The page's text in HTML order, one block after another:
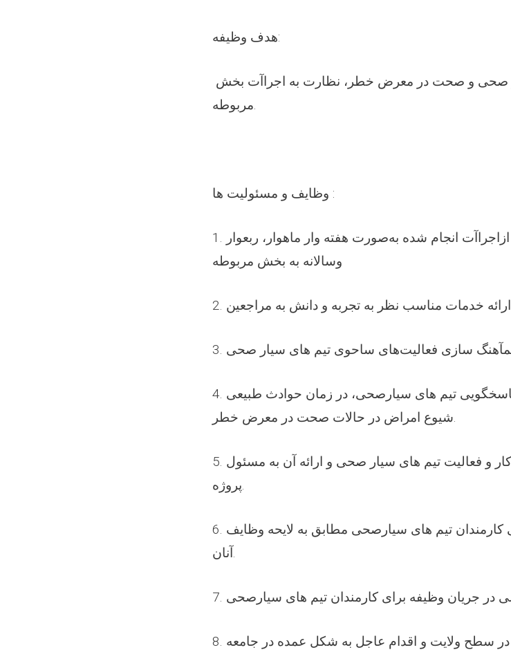
هدف وظيفه:
مربوطه.
وظایف و مسئولیت ها :
1. ترتیب نمودن پلان کاری وارائه گزارش ازاجراآت انجام شده به‌صورت هفته وار ماهوار، ربعوار
وسالانه به بخش مربوطه
2. ارائه خدمات مناسب نظر به تجربه و دانش به مراجعین
4. اطمینان حاصل کردن از ظرفیت پاسخگویی تیم های سیارصحی، در زمان حوادث طبیعی
شیوع امراض در حالات صحت در معرض خطر.
5. جمع آوری، توحید، ثبت نمودن راپور کار و فعالیت تیم های سیار صحی و ارائه‌ آن به مسئول
پروژه.
6. اطمینان داشتن از مهارتهای اختصاصی کارمندان تیم های سیارصحی مطابق به لایحه وظایف
آنان.